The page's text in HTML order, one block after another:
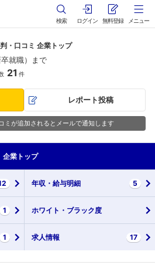
検索 ログイン 無料登録 メニュー
・口コミ 企業トップ
就職）まで
21 件
レポート投稿
ミが追加されるとメールで通知します
企業 トップ
年収・ 給与明細 5
1 ホワイト・ ブラック度
1 求人情報 17